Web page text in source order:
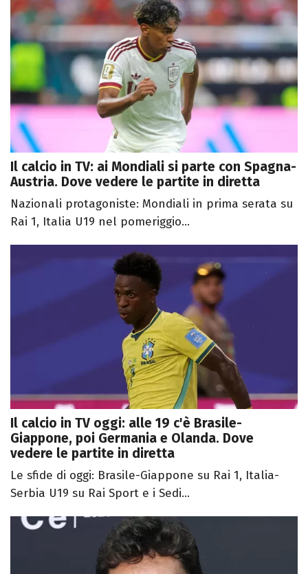
Il calcio in TV: ai Mondiali si parte con Spagna-
Austria. Dove vedere le partite in diretta
Nazionali protagoniste: Mondiali in prima serata su
Rai 1, Italia U19 nel pomeriggio...
Il calcio in TV oggi: alle 19 c'è Brasile-
Giappone, poi Germania e Olanda. Dove
vedere le partite in diretta
Le sfide di oggi: Brasile-Giappone su Rai 1, Italia-
Serbia U19 su Rai Sport e i Sedi...